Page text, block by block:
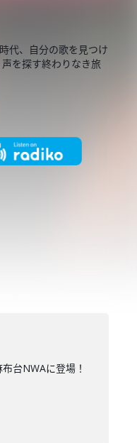
代、自分の歌を見つけ
を探す終わりなき旅
台NWAに登場！